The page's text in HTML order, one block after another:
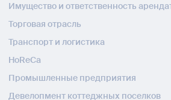
Имущество и ответственность
Торговая отрасль
Транспорт и логистика
HoReCa
Промышленные предприятия
Девелопмент коттеджных поселков